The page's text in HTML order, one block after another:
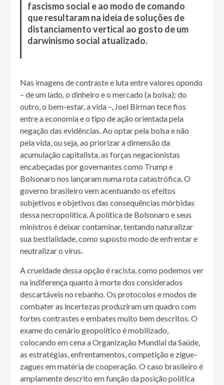
fascismo social e ao modo de comando
que resultaram na ideia de soluções de
distanciamento vertical ao gosto de um
darwinismo social atualizado.
Nas imagens de contraste e luta entre valores opondo
– de um lado, o dinheiro e o mercado (a bolsa); do
outro, o bem-estar, a vida –, Joel Birman tece fios
entre a economia e o tipo de ação orientada pela
negação das evidências. Ao optar pela bolsa e não
pela vida, ou seja, ao priorizar a dimensão da
acumulação capitalista, as forças negacionistas
encabeçadas por governantes como Trump e
Bolsonaro nos lançaram numa rota catastrófica. O
governo brasileiro vem acentuando os efeitos
subjetivos e objetivos das consequências mórbidas
dessa necropolítica. A política de Bolsonaro e seus
ministros é deixar contaminar, tentando naturalizar
sua bestialidade, como suposto modo de enfrentar e
neutralizar o vírus.
A crueldade dessa opção é racista, como podemos ver
na indiferença quanto à morte dos considerados
descartáveis no rebanho. Os protocolos e modos de
combater as incertezas produziram um quadro com
fortes contrastes e embates muito bem descritos. O
exame do cenário geopolítico é mobilizado,
colocando em cena a Organização Mundial da Saúde,
as estratégias, enfrentamentos, competição e zigue-
zagues em matéria de cooperação. O caso brasileiro é
amplamente descrito em função da posição política